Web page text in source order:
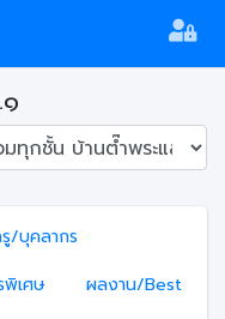
/บุคลากร
พิเศษ
ผลงาน/Best